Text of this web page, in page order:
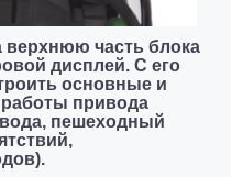
верхнюю часть блока
дисплей. С его
основные и
привода
пешеходный